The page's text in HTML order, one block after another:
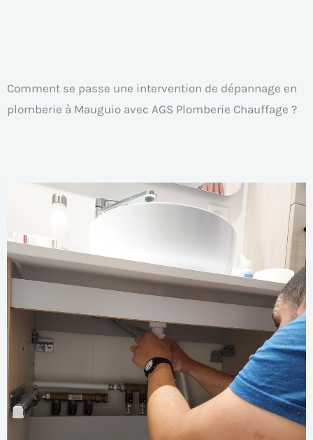
Comment se passe une intervention de dépannage en
plomberie à Mauguio avec AGS Plomberie Chauffage ?